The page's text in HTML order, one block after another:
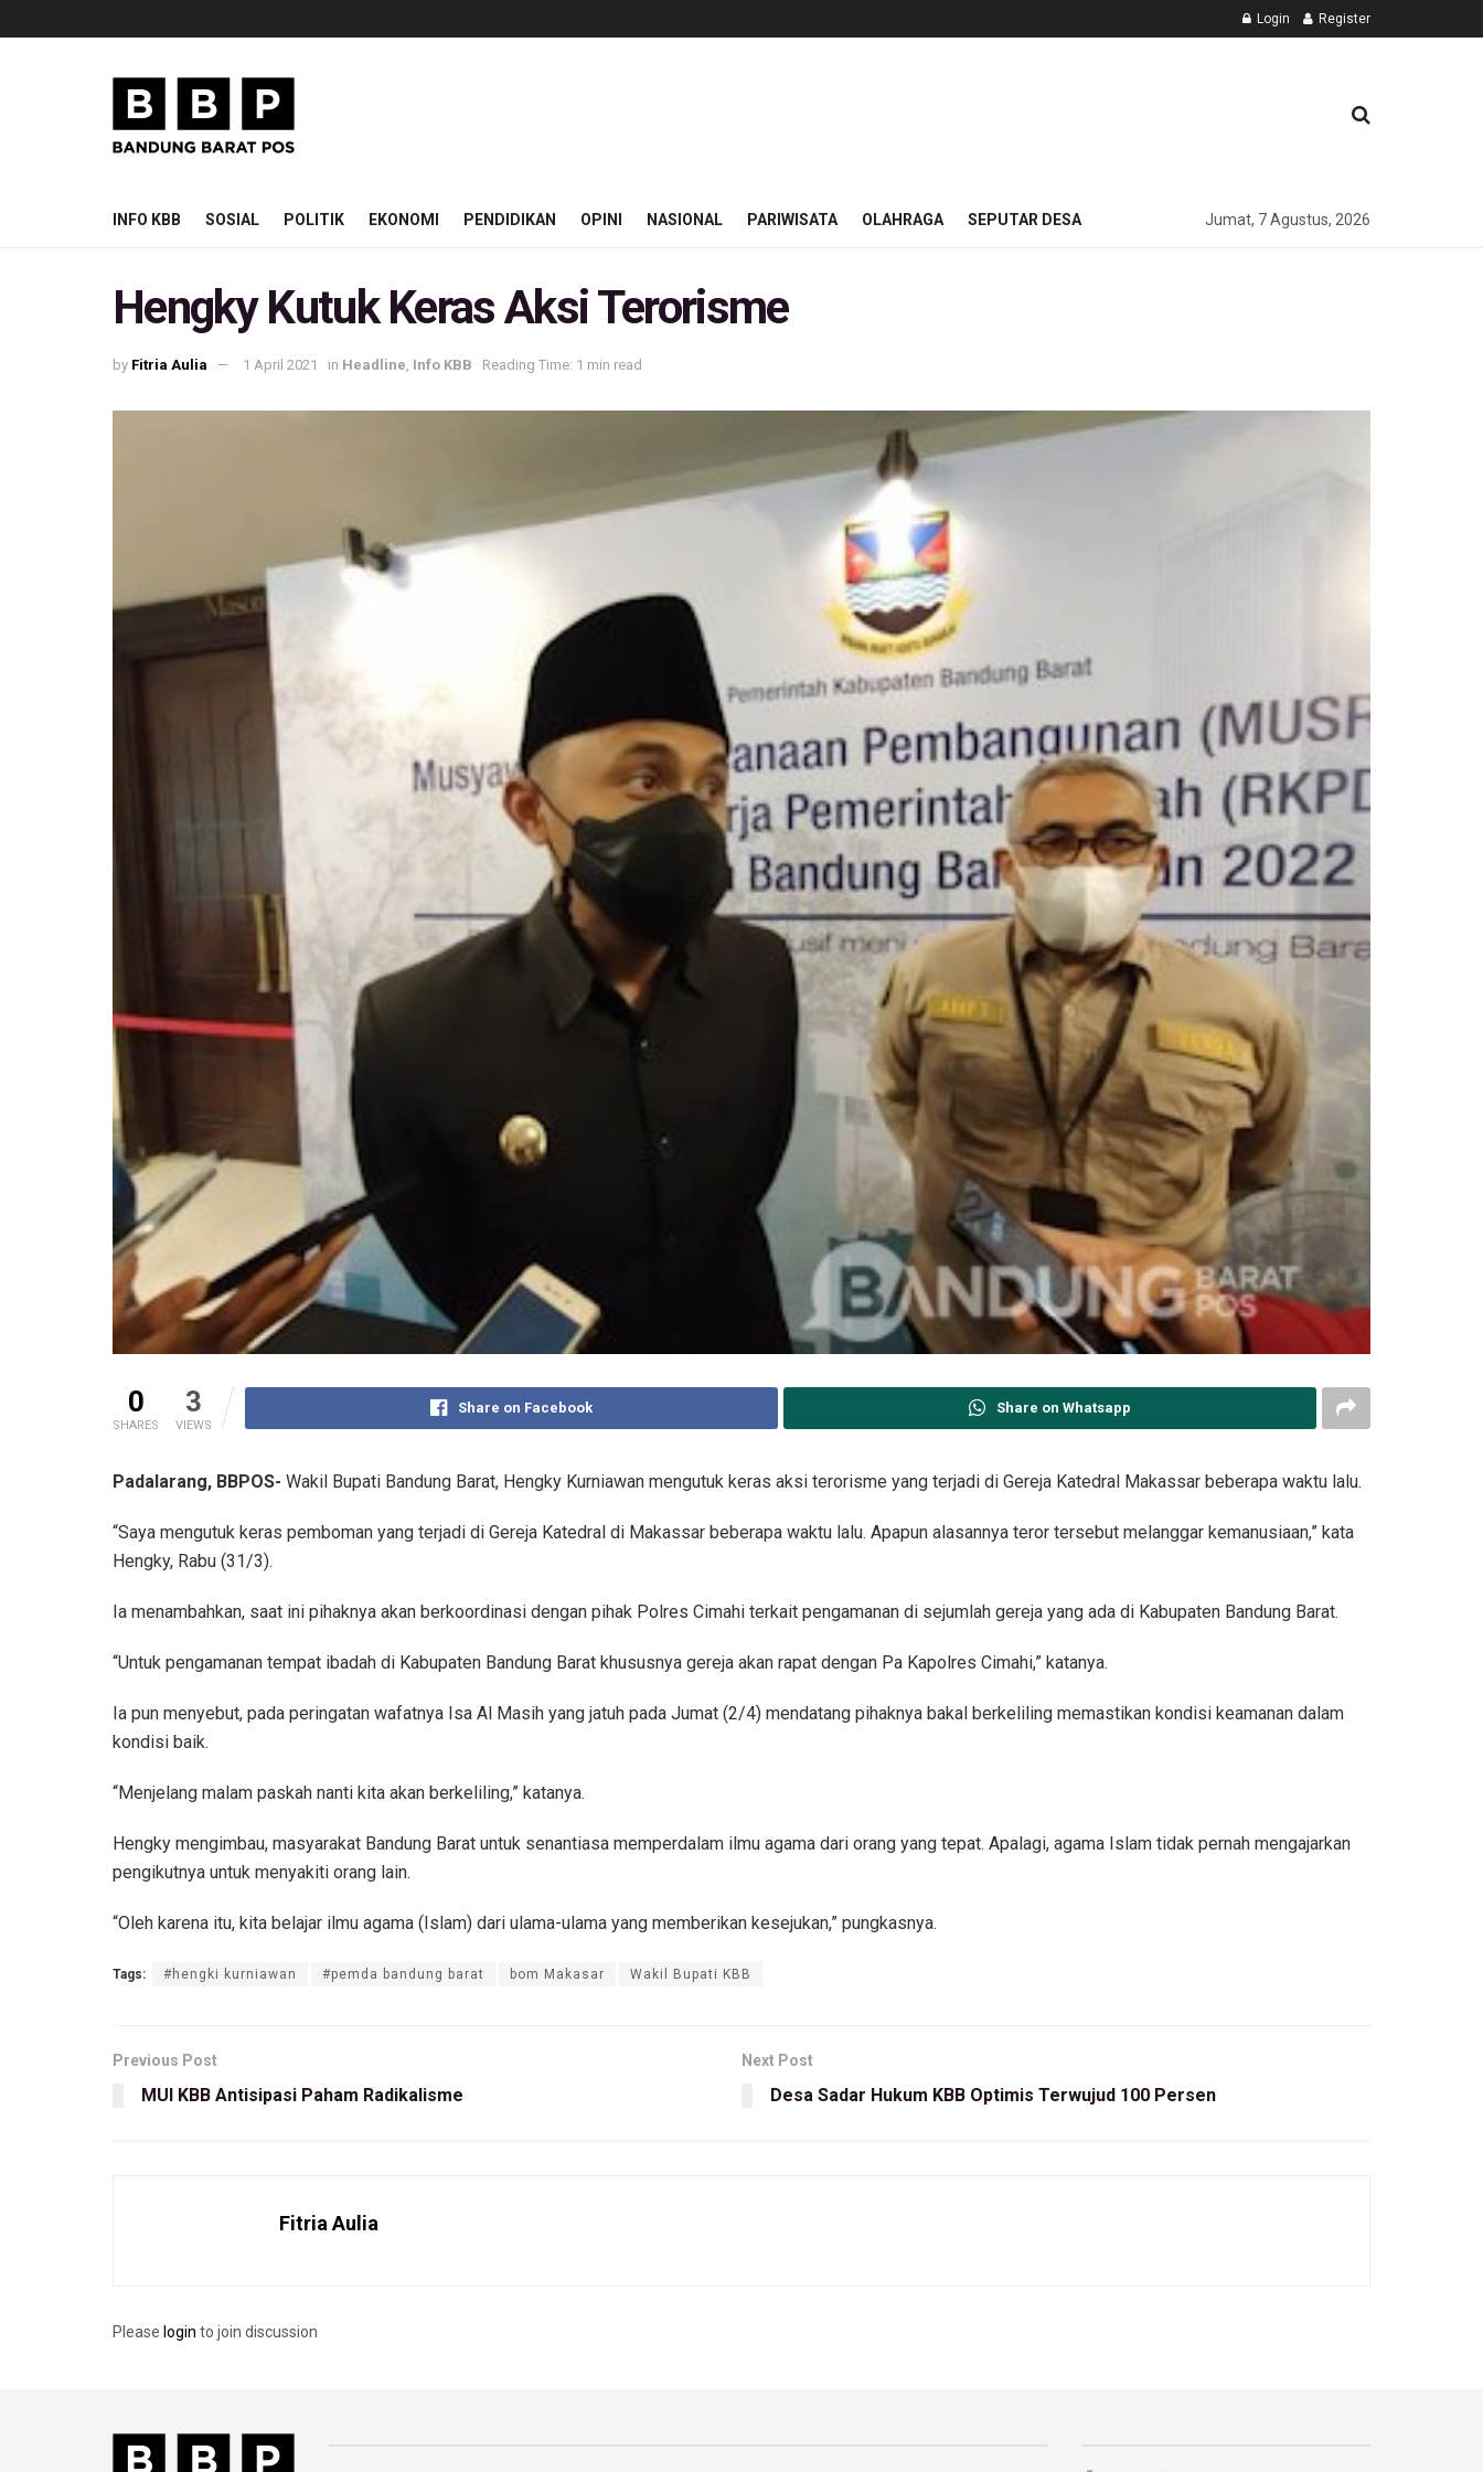
Login Register
INFO KBB SOSIAL POLITIK EKONOMI PENDIDIKAN OPINI NASIONAL PARIWISATA OLAHRAGA SEPUTAR DESA Jumat, 7 Agustus, 2026
Hengky Kutuk Keras Aksi Terorisme
by Fitria Aulia 1 April 2021 in Headline Info KBB Reading Time: 1 min read
0
SHARES
3
VIEWS
Share on Facebook Share on Whatsapp
Padalarang, BBPOS- Wakil Bupati Bandung Barat, Hengky Kurniawan mengutuk keras aksi terorisme yang terjadi di Gereja Katedral Makassar beberapa waktu lalu.
“Saya mengutuk keras pemboman yang terjadi di Gereja Katedral di Makassar beberapa waktu lalu. Apapun alasannya teror tersebut melanggar kemanusiaan,” kata
Hengky, Rabu (31/3).
Ia menambahkan, saat ini pihaknya akan berkoordinasi dengan pihak Polres Cimahi terkait pengamanan di sejumlah gereja yang ada di Kabupaten Bandung Barat.
“Untuk pengamanan tempat ibadah di Kabupaten Bandung Barat khususnya gereja akan rapat dengan Pa Kapolres Cimahi,” katanya.
Ia pun menyebut, pada peringatan wafatnya Isa Al Masih yang jatuh pada Jumat (2/4) mendatang pihaknya bakal berkeliling memastikan kondisi keamanan dalam
kondisi baik.
“Menjelang malam paskah nanti kita akan berkeliling,” katanya.
Hengky mengimbau, masyarakat Bandung Barat untuk senantiasa memperdalam ilmu agama dari orang yang tepat. Apalagi, agama Islam tidak pernah mengajarkan
pengikutnya untuk menyakiti orang lain.
“Oleh karena itu, kita belajar ilmu agama (Islam) dari ulama-ulama yang memberikan kesejukan,” pungkasnya.
Tags: #hengki kurniawan #pemda bandung barat bom Makasar Wakil Bupati KBB
Previous Post
MUI KBB Antisipasi Paham Radikalisme
Next Post
Desa Sadar Hukum KBB Optimis Terwujud 100 Persen
Fitria Aulia
Please login to join discussion